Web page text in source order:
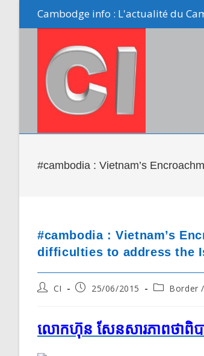
Cambodge info : L'actualité du
#cambodia : Vietnam’s
#cambodia : Vietnam’s
difficulties to address the
PostCI
Post25/06/2015
PostBorder
លោក​ហ៊ុន សែន​សារ​ភាពថា​ពិប